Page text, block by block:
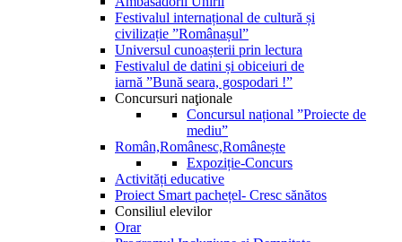
Festivalul internațional de cultură și
civilizație ”Românașul”
Universul cunoașterii prin lectura
Festivalul de datini și obiceiuri de
iarnă ”Bună seara, gospodari !”
Concursuri naţionale
Concursul național ”Proiecte de
mediu”
Român,Românesc,Românește
Expoziție-Concurs
Activități educative
Proiect Smart pachețel- Cresc sănătos
Consiliul elevilor
Orar